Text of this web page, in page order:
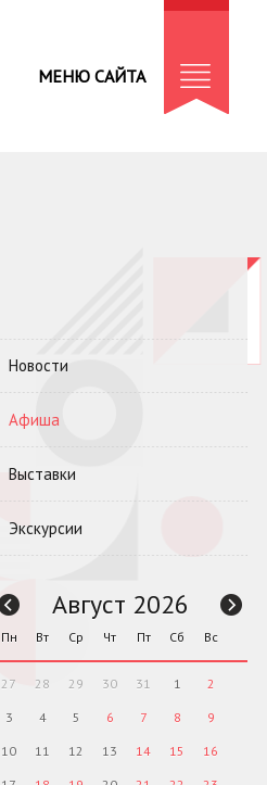
МЕНЮ САЙТА
Новости
Афиша
Выставки
Экскурсии
Август 2026
Пн Вт Ср Чт Пт Сб Вс
27 28 29 30 31 1 2
3 4 5 6 7 8 9
10 11 12 13 14 15 16